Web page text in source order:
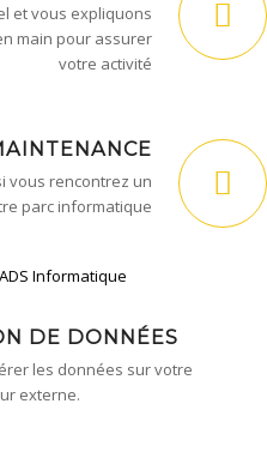
et vous expliquons
main pour assurer
votre activité
vous rencontrez un
parc informatique
DE DONNÉES
les données sur votre
externe.